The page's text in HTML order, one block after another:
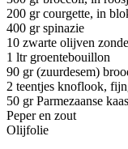
200 gr courgette, in
400 gr spinazie
10 zwarte olijven
1 ltr groentebouillon
90 gr (zuurdesem)
2 teentjes knoflook,
50 gr Parmezaanse
Peper en zout
Olijfolie